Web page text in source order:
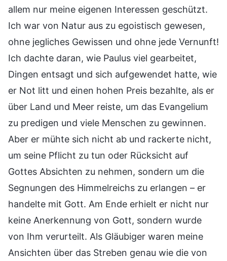
allem nur meine eigenen Interessen geschützt.
Ich war von Natur aus zu egoistisch gewesen,
ohne jegliches Gewissen und ohne jede Vernunft!
Ich dachte daran, wie Paulus viel gearbeitet,
Dingen entsagt und sich aufgewendet hatte, wie
er Not litt und einen hohen Preis bezahlte, als er
über Land und Meer reiste, um das Evangelium
zu predigen und viele Menschen zu gewinnen.
Aber er mühte sich nicht ab und rackerte nicht,
um seine Pflicht zu tun oder Rücksicht auf
Gottes Absichten zu nehmen, sondern um die
Segnungen des Himmelreichs zu erlangen – er
handelte mit Gott. Am Ende erhielt er nicht nur
keine Anerkennung von Gott, sondern wurde
von Ihm verurteilt. Als Gläubiger waren meine
Ansichten über das Streben genau wie die von